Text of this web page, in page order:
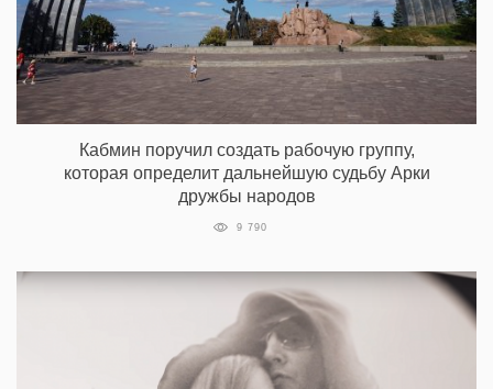
Кабмин поручил создать рабочую группу,
которая определит дальнейшую судьбу Арки
дружбы народов
9 790